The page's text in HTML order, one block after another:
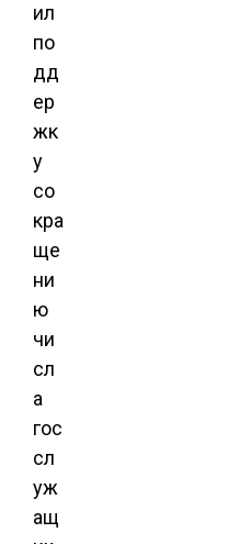
ил
по
дд
ер
жк
у
со
кра
ще
ни
ю
чи
сл
а
гос
сл
уж
ащ